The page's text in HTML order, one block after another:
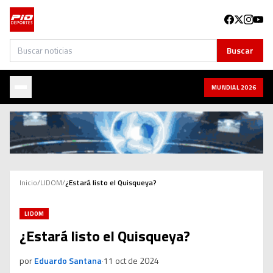
Buscar Buscar
MUNDIAL 2026
Inicio/LIDOM/¿Estará listo el Quisqueya?
LIDOM
¿Estará listo el Quisqueya?
porEduardo Santana·11 oct de 2024